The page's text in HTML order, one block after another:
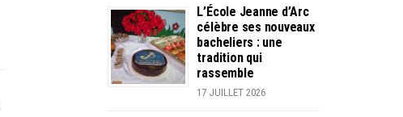
L’École Jeanne d’Arc
célèbre ses nouveaux
bacheliers : une
tradition qui
rassemble
17 JUILLET 2026